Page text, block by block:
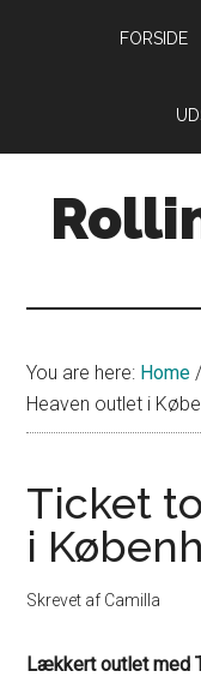
FORSIDE
som
forældre
rollinger
You are here: Home /
Heaven outlet i
Ticket
i
Skrevet af Camilla
Lækkert outlet med